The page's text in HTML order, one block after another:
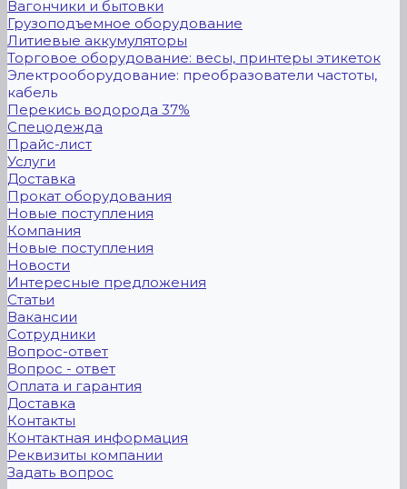
Вагончики и бытовки
Грузоподъемное оборудование
Литиевые аккумуляторы
Торговое оборудование: весы, принтеры этикеток
Электрооборудование: преобразователи частоты,
кабель
Перекись водорода 37%
Спецодежда
Прайс-лист
Услуги
Доставка
Прокат оборудования
Новые поступления
Компания
Новые поступления
Новости
Интересные предложения
Статьи
Вакансии
Сотрудники
Вопрос-ответ
Вопрос - ответ
Оплата и гарантия
Доставка
Контакты
Контактная информация
Реквизиты компании
Задать вопрос